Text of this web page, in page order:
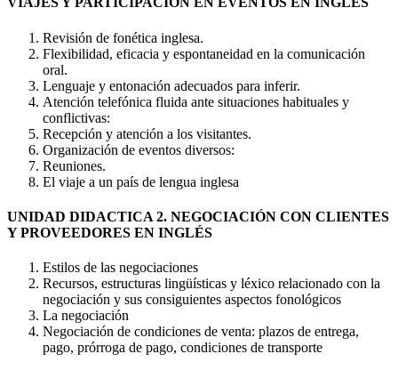
Revisión de fonética inglesa.
Flexibilidad, eficacia y espontaneidad en la comunicación
oral.
Lenguaje y entonación adecuados para inferir.
Atención telefónica fluida ante situaciones habituales y
conflictivas:
Recepción y atención a los visitantes.
Organización de eventos diversos:
Reuniones.
El viaje a un país de lengua inglesa
UNIDAD DIDACTICA 2. NEGOCIACIÓN CON CLIENTES
Y PROVEEDORES EN INGLÉS
Estilos de las negociaciones
Recursos, estructuras lingüísticas y léxico relacionado con la
negociación y sus consiguientes aspectos fonológicos
La negociación
Negociación de condiciones de venta: plazos de entrega,
pago, prórroga de pago, condiciones de transporte